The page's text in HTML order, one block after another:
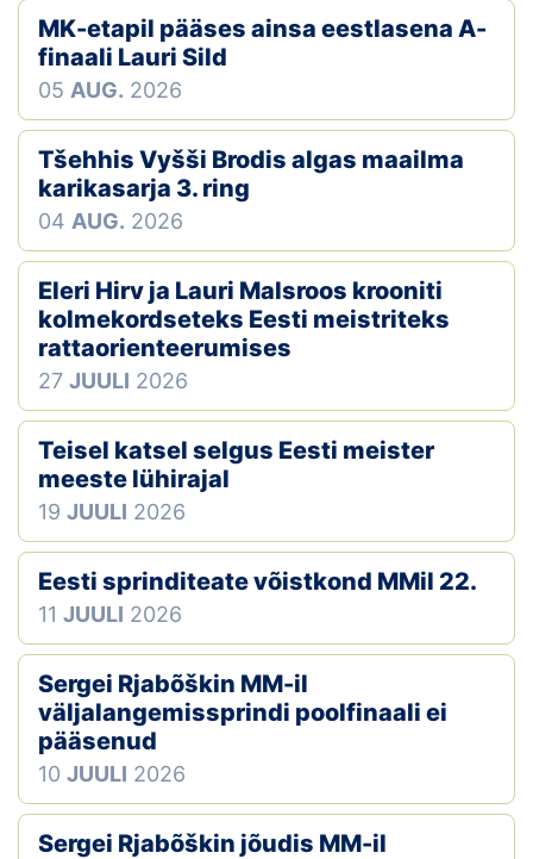
Ajalugu
Koolitused
MK-etapil pääses ainsa eestlasena A-
finaali Lauri Sild
05 AUG. 2026
Tšehhis Vyšši Brodis algas maailma
karikasarja 3. ring
04 AUG. 2026
Eleri Hirv ja Lauri Malsroos krooniti
kolmekordseteks Eesti meistriteks
rattaorienteerumises
27 JUULI 2026
Teisel katsel selgus Eesti meister
meeste lühirajal
19 JUULI 2026
Eesti sprinditeate võistkond MMil 22.
11 JUULI 2026
Sergei Rjabõškin MM-il
väljalangemissprindi poolfinaali ei
pääsenud
10 JUULI 2026
Sergei Rjabõškin jõudis MM-il